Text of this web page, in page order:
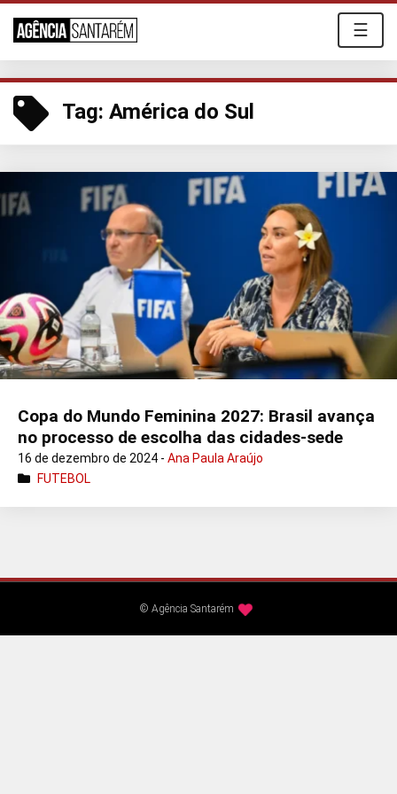
☰
Tag: América do Sul
Copa do Mundo Feminina 2027: Brasil avança
no processo de escolha das cidades-sede
16 de dezembro de 2024 - Ana Paula Araújo
FUTEBOL
© Agência Santarém